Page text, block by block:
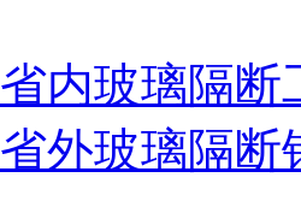
省内玻璃隔断
省外玻璃隔断